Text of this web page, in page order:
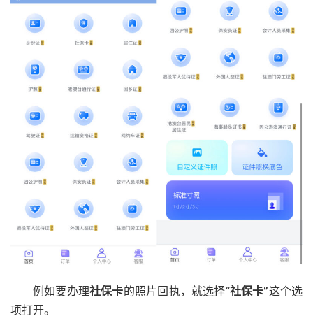
例如要办理社保卡的照片回执，就选择“社保卡”这个选
项打开。